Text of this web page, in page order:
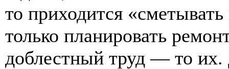
то приходится
только планировать
доблестный труд — то